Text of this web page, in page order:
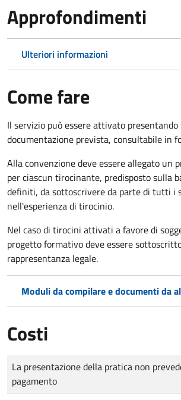
Approfondimenti
Ulteriori informazioni
Come fare
Il servizio può essere attivato
documentazione prevista, consultabile in
Alla convenzione deve essere allegato un
per ciascun tirocinante, predisposto sulla
definiti, da sottoscrivere da parte di tutti i
nell'esperienza di tirocinio.
Nel caso di tirocini attivati a favore di
progetto formativo deve essere
rappresentanza legale.
Moduli da compilare e documenti da
Costi
Tipo di pagamento
Importo
La presentazione della pratica non
pagamento